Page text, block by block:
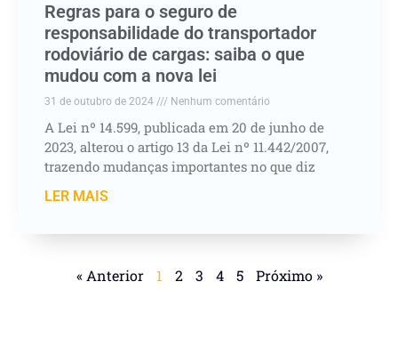
Regras para o seguro de
responsabilidade do transportador
rodoviário de cargas: saiba o que
mudou com a nova lei
31 de outubro de 2024 Nenhum comentário
A Lei nº 14.599, publicada em 20 de junho de
2023, alterou o artigo 13 da Lei nº 11.442/2007,
trazendo mudanças importantes no que diz
LER MAIS
« Anterior 1 2 3 4 5 Próximo »